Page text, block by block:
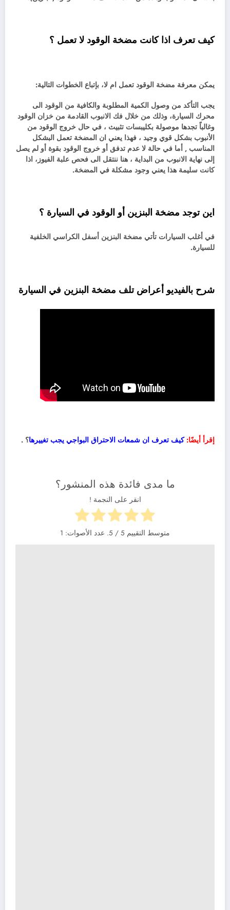
كيف تعرف اذا كانت مضخة الوقود لا تعمل ؟
يمكن معرفة مضخة الوقود تعمل ام لا، بإتباع الخطوات التالية:
يجب التأكد من وصول الكمية المطلوبة والكافية من الوقود الى
محرك السيارة، وذلك من خلال فك الانبوب القادمة من خزان الوقود
وغالباً تجدها موصولة بكليبسات تثبيث ، في حال خروج الوقود من
الأنبوب بشكل قوي وجيد ، فهذا يعني ان المضخة تعمل البشكل
المناسب , أما في حالة لا عدم تدفق أو خروج الوقود بقوة أو لم يصل
إلى نهاية الانبوب من البداية ، هنا ننتقل الى فحص علبة الفيوز، اذا
كانت سليمة هذا يعني وجود مشكلة في المضخة.
اين توجد مضخة البنزين أو الوقود في السيارة ؟
في أغلب السيارات تأتي مضخة البنزين أسفل الكراسي الخلفية
للسيارة.
شرح بالفيديو أعراض تلف مضخة البنزين في السيارة
إقرأ أيضًا: كيف تعرف ان شمعات الاحتراق البواجي يجب تغييرها؟ .
ما مدى فائدة هذه المنشور؟
انقر على النجمة !
متوسط التقييم 5 / 5. عدد الأصوات: 1